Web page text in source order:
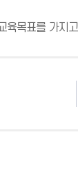
목표를 가